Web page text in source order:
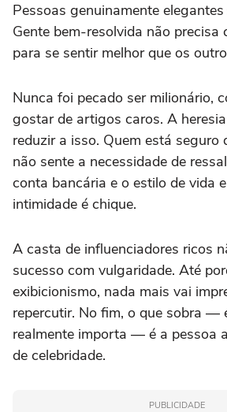
Pessoas genuinamente
Gente bem-resolvida não precisa
para se sentir melhor que os
Nunca foi pecado ser milionário,
gostar de artigos caros. A
reduzir a isso. Quem está seguro
não sente a necessidade de
conta bancária e o estilo de vida
intimidade é chique.
A casta de influenciadores ricos
sucesso com vulgaridade. Até
exibicionismo, nada mais vai
repercutir. No fim, o que sobra —
realmente importa — é a pessoa
de celebridade.
PUBLICIDADE